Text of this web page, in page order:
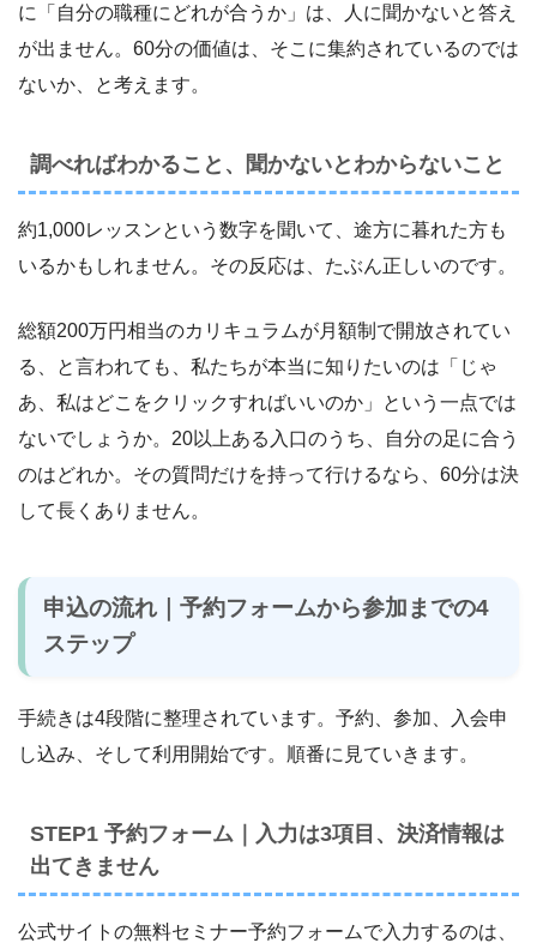
に「自分の職種にどれが合うか」は、人に聞かないと答え
が出ません。60分の価値は、そこに集約されているのでは
ないか、と考えます。
調べればわかること、聞かないとわからないこと
約1,000レッスンという数字を聞いて、途方に暮れた方も
いるかもしれません。その反応は、たぶん正しいのです。
総額200万円相当のカリキュラムが月額制で開放されてい
る、と言われても、私たちが本当に知りたいのは「じゃ
あ、私はどこをクリックすればいいのか」という一点では
ないでしょうか。20以上ある入口のうち、自分の足に合う
のはどれか。その質問だけを持って行けるなら、60分は決
して長くありません。
申込の流れ｜予約フォームから参加までの4
ステップ
手続きは4段階に整理されています。予約、参加、入会申
し込み、そして利用開始です。順番に見ていきます。
STEP1 予約フォーム｜入力は3項目、決済情報は
出てきません
公式サイトの無料セミナー予約フォームで入力するのは、